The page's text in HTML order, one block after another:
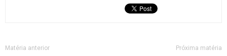
Matéria anterior Próxima matéria